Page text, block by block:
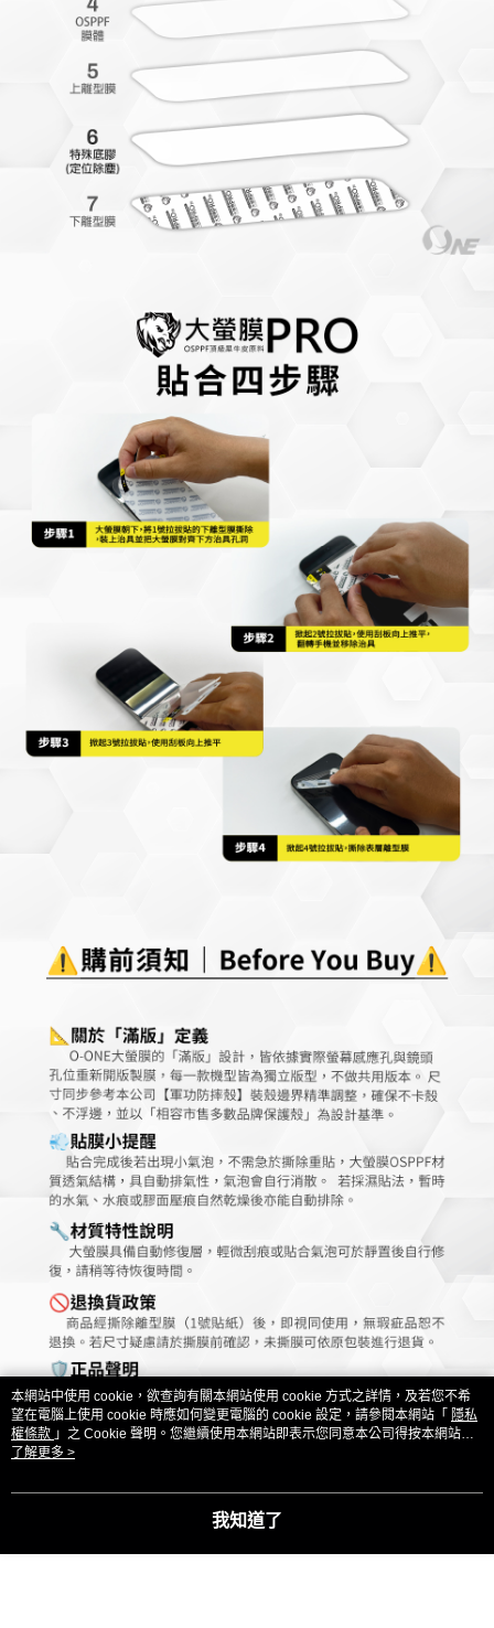
本網站中使用 cookie，欲查詢有關本網站使用 cookie 方式之詳情，及若您不希
望在電腦上使用 cookie 時應如何變更電腦的 cookie 設定，請參閱本網站「 隱私
權條款 」之 Cookie 聲明。您繼續使用本網站即表示您同意本公司得按本網站使
用條款之 Cookie 聲明使用 cookie。
了解更多 >
我知道了